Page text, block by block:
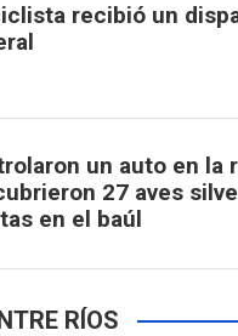
recibió un
un auto en la
27 aves
en el baúl
RÍOS